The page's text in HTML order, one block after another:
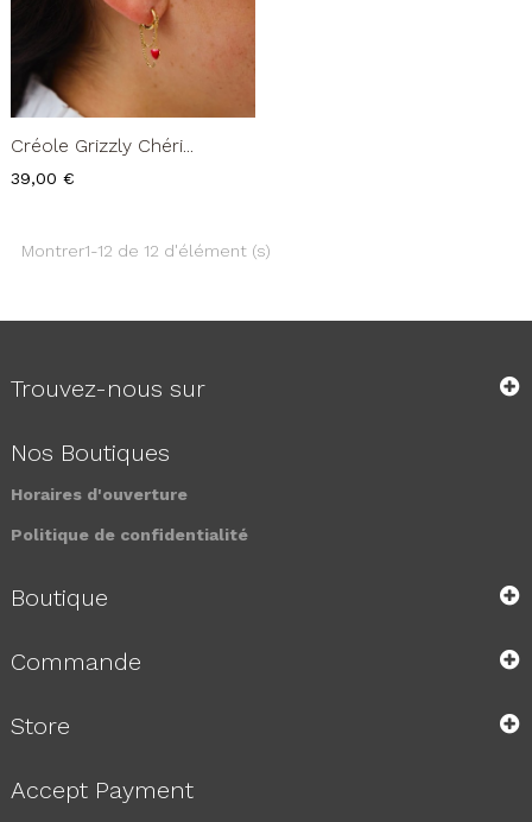
Créole Grizzly Chéri...
Prix
39,00 €
Montrer1-12 de 12 d'élément (s)
Trouvez-nous sur
Nos Boutiques
Horaires d'ouverture
Politique de confidentialité
Boutique
Commande
Store
Accept Payment